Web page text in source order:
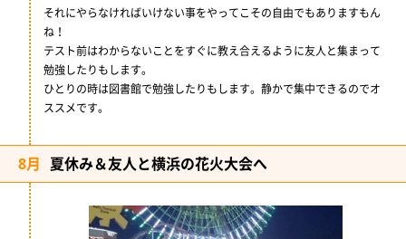
それにやらなければいけない事をやってこその自由でもありますもん
ね！
テスト前はわからないことをすぐに教え合えるように友人と集まって
勉強したりもします。
ひとりの時は図書館で勉強したりもします。静かで集中できるのでオ
ススメです。
8月 夏休み＆友人と横浜の花火大会へ